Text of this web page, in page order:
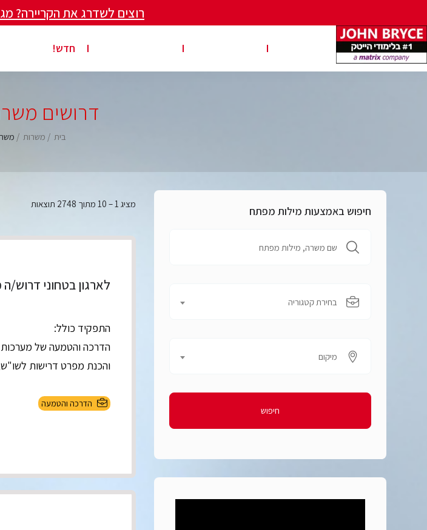
רוצים לשדרג את הקריירה?
חדש!
דרושים
בית משרות
חיפוש באמצעות מילות מפתח
בחירת קטגוריה
מיקום
חיפוש
מציג 1
–
10 מתוך 2748 תוצאות
לארגון בטחוני
התפקיד כולל:
הדרכה והטמעה של מערכות
והכנת מפרט דרישות
הדרכה והטמעה